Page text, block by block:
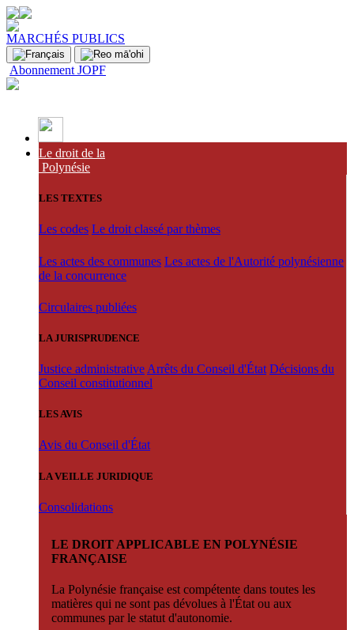
MARCHÉS PUBLICS
Abonnement JOPF
Le droit de la
Polynésie
LES TEXTES
Les codes Le droit classé par thèmes
Les actes des communes Les actes de l'Autorité polynésienne
de la concurrence
Circulaires publiées
LA JURISPRUDENCE
Justice administrative Arrêts du Conseil d'État Décisions du
Conseil constitutionnel
LES AVIS
Avis du Conseil d'État
LA VEILLE JURIDIQUE
Consolidations
LE DROIT APPLICABLE EN POLYNÉSIE
FRANÇAISE
La Polynésie française est compétente dans toutes les
matières qui ne sont pas dévolues à l'État ou aux
communes par le statut d'autonomie.